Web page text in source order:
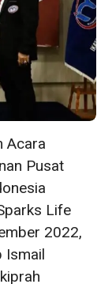
Acara
Pusat
Life
2022,
Ismail